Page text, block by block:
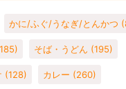
かに/ふぐ/うなぎ/とんかつ
そば・うどん (195)
(128) カレー (260)